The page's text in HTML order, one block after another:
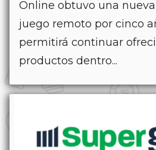
Online obtuvo una
juego remoto por cinco
permitirá continuar
productos dentro...